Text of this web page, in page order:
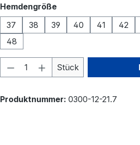
Hemdengrößeauswählen
37
38 39 40 41 42
48
Produkt Anzahl: Gib
Stück
Produktnummer: 0300-12-21.7